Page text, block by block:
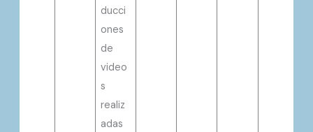
ducci
ones
de
video
s
realiz
adas